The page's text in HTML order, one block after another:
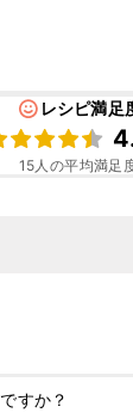
レシピ満足
15人の平均満足
すか？